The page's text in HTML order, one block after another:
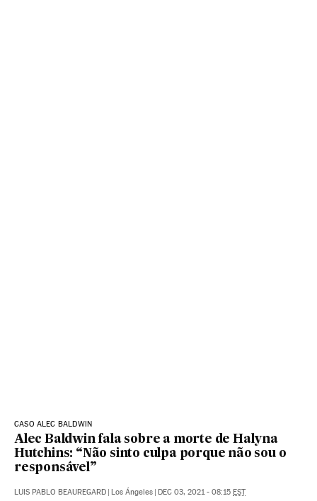
CASO ALEC BALDWIN
Alec Baldwin fala sobre a morte de Halyna
Hutchins: “Não sinto culpa porque não sou o
responsável”
LUIS PABLO BEAUREGARD | Los Ángeles | DEC 03, 2021 - 08:15 EST